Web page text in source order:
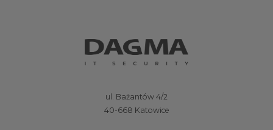
ul. Bażantów 4/2
40-668 Katowice